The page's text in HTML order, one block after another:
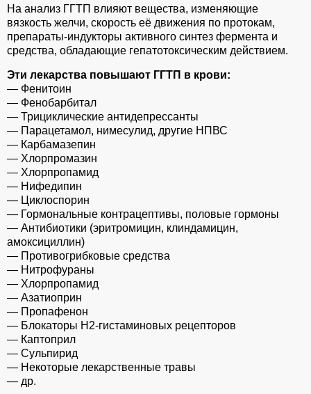
На анализ ГГТП влияют вещества, изменяющие
вязкость желчи, скорость её движения по протокам,
препараты-индукторы активного синтез фермента и
средства, обладающие гепатотоксическим действием.
Эти лекарства повышают ГГТП в крови:
— Фенитоин
— Фенобарбитал
— Трициклические антидепрессанты
— Парацетамол, нимесулид, другие НПВС
— Карбамазепин
— Хлорпромазин
— Хлорпропамид
— Нифедипин
— Циклоспорин
— Гормональные контрацептивы, половые гормоны
— Антибиотики (эритромицин, клиндамицин,
амоксициллин)
— Противогрибковые средства
— Нитрофураны
— Хлорпропамид
— Азатиоприн
— Пропафенон
— Блокаторы Н2-гистаминовых рецепторов
— Каптоприл
— Сульпирид
— Некоторые лекарственные травы
— др.